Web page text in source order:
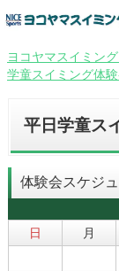
ヨコヤマスイミン
学童スイミング体
平日学童ス
体験会スケジ
日
月